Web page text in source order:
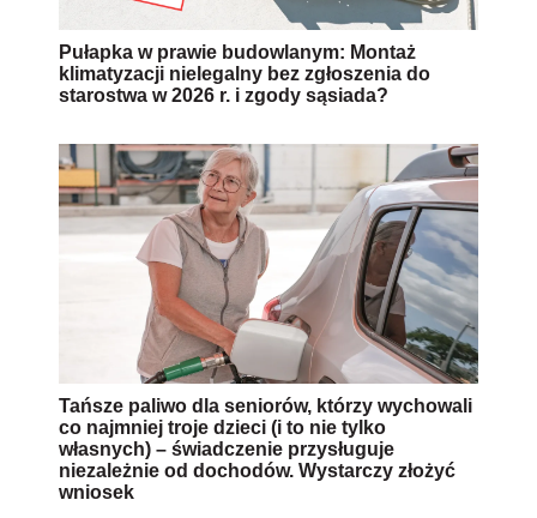
Pułapka w prawie budowlanym: Montaż
klimatyzacji nielegalny bez zgłoszenia do
starostwa w 2026 r. i zgody sąsiada?
Tańsze paliwo dla seniorów, którzy wychowali
co najmniej troje dzieci (i to nie tylko
własnych) – świadczenie przysługuje
niezależnie od dochodów. Wystarczy złożyć
wniosek